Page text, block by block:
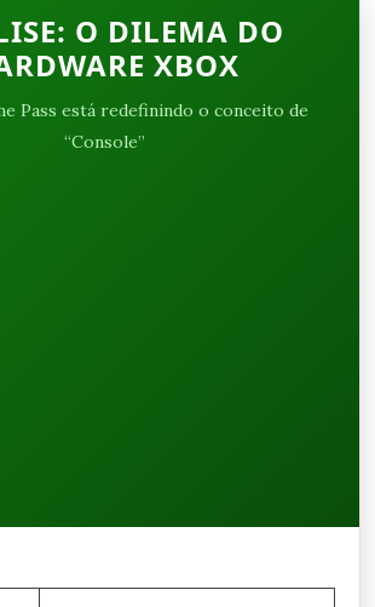
O DILEMA DO
XBOX
Pass está redefinindo o conceito de
“Console”